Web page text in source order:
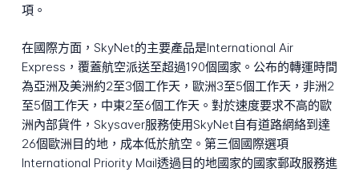
項。
在國際方面，SkyNet的主要產品是International Air
Express，覆蓋航空派送至超過190個國家。公布的轉運時間
為亞洲及美洲約2至3個工作天，歐洲3至5個工作天，非洲2
至5個工作天，中東2至6個工作天。對於速度要求不高的歐
洲內部貨件，Skysaver服務使用SkyNet自有道路網絡到達
26個歐洲目的地，成本低於航空。第三個國際選項
International Priority Mail透過目的地國家的國家郵政服務進